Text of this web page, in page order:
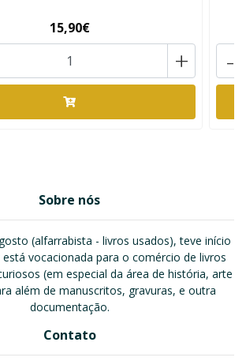
15,90€
+ -
Sobre nós
(alfarrabista - livros usados), teve início
está vocacionada para o comércio de livros
(em especial da área de história, arte
além de manuscritos, gravuras, e outra
documentação.
Contato